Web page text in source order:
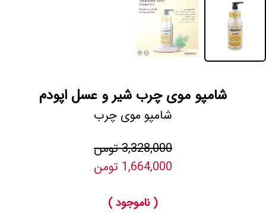
شامپو موی چرب شیر و عسل اپودم
شامپو موی چرب
3,328,000 تومن
1,664,000 تومن
( ناموجود )